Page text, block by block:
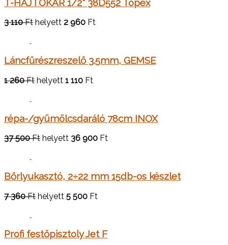
T-HAJTÓKAR 1/2" 38D552 Topex
3 110 Ft helyett 2 960 Ft
Láncfűrészreszelő 3.5mm, GEMSE
1 260 Ft helyett 1 110 Ft
répa-/gyümölcsdaráló 78cm INOX
37 500 Ft helyett 36 900 Ft
Bőrlyukasztó, 2÷22 mm 15db-os készlet
7 360 Ft helyett 5 500 Ft
Profi festőpisztoly Jet F